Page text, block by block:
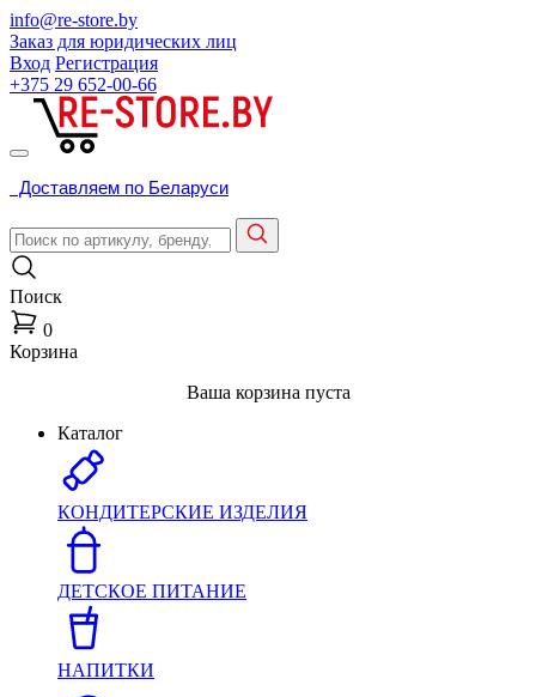
info@re-store.by
Заказ для юридических лиц
Вход Регистрация
+375 29 652-00-66
Доставляем по Беларуси
Поиск
0
Корзина
Ваша корзина пуста
Каталог
КОНДИТЕРСКИЕ ИЗДЕЛИЯ
ДЕТСКОЕ ПИТАНИЕ
НАПИТКИ